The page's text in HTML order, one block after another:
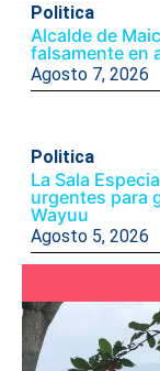
Politica
Alcalde de
falsamente en
Agosto 7, 2026
Politica
La Sala
urgentes para
Wayuu
Agosto 5, 2026